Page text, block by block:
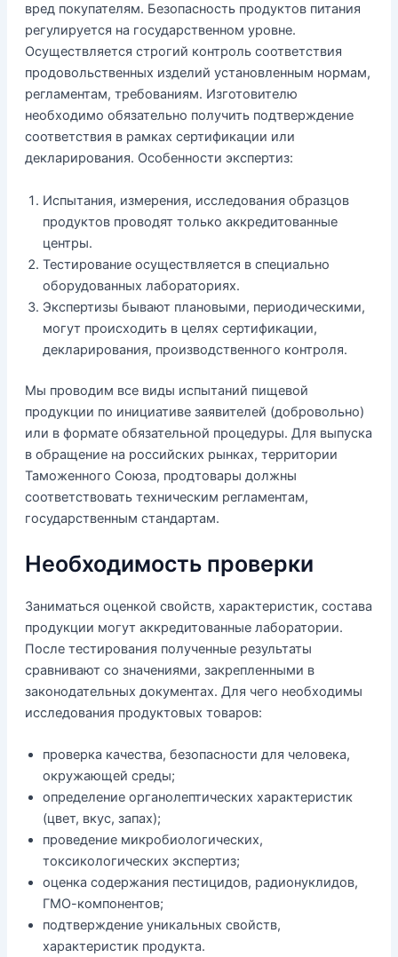
вред покупателям. Безопасность продуктов питания
регулируется на государственном уровне.
Осуществляется строгий контроль соответствия
продовольственных изделий установленным нормам,
регламентам, требованиям. Изготовителю
необходимо обязательно получить подтверждение
соответствия в рамках сертификации или
декларирования. Особенности экспертиз:
Испытания, измерения, исследования образцов
продуктов проводят только аккредитованные
центры.
Тестирование осуществляется в специально
оборудованных лабораториях.
Экспертизы бывают плановыми, периодическими,
могут происходить в целях сертификации,
декларирования, производственного контроля.
Мы проводим все виды испытаний пищевой
продукции по инициативе заявителей (добровольно)
или в формате обязательной процедуры. Для выпуска
в обращение на российских рынках, территории
Таможенного Союза, продтовары должны
соответствовать техническим регламентам,
государственным стандартам.
Необходимость проверки
Заниматься оценкой свойств, характеристик, состава
продукции могут аккредитованные лаборатории.
После тестирования полученные результаты
сравнивают со значениями, закрепленными в
законодательных документах. Для чего необходимы
исследования продуктовых товаров:
проверка качества, безопасности для человека,
окружающей среды;
определение органолептических характеристик
(цвет, вкус, запах);
проведение микробиологических,
токсикологических экспертиз;
оценка содержания пестицидов, радионуклидов,
ГМО-компонентов;
подтверждение уникальных свойств,
характеристик продукта.